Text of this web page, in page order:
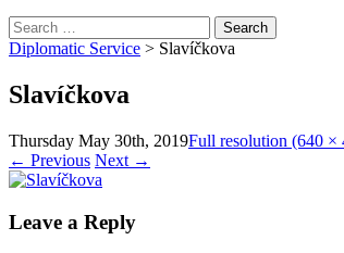
Search
for:
Diplomatic Service > Slavíčkova
Slavíčkova
Thursday May 30th, 2019Full resolution (640 ×
← Previous Next →
Leave a Reply